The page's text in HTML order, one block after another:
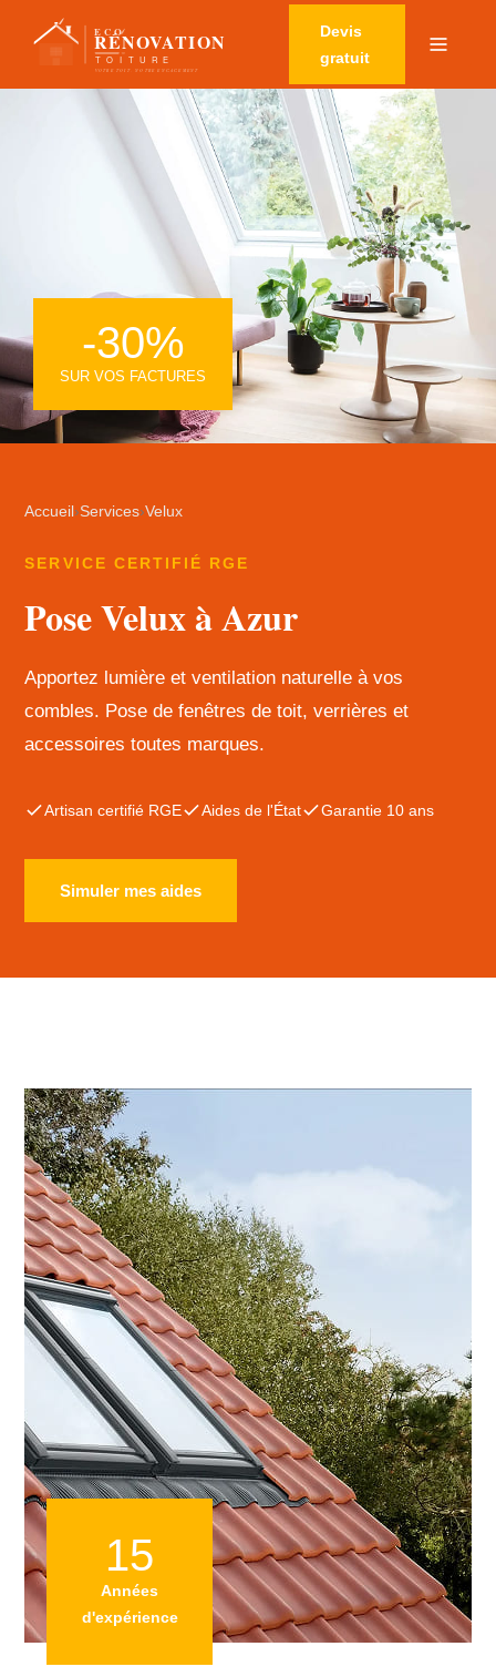
Devis
gratuit
Accueil ›Services›Velux
SERVICE CERTIFIÉ RGE
Pose Velux à Azur
Apportez lumière et ventilation naturelle à vos
combles. Pose de fenêtres de toit, verrières et
accessoires toutes marques.
Artisan certifié RGE Aides de l'État Garantie 10 ans
Simuler mes aides
-30%
SUR VOS FACTURES
15
Années
d'expérience